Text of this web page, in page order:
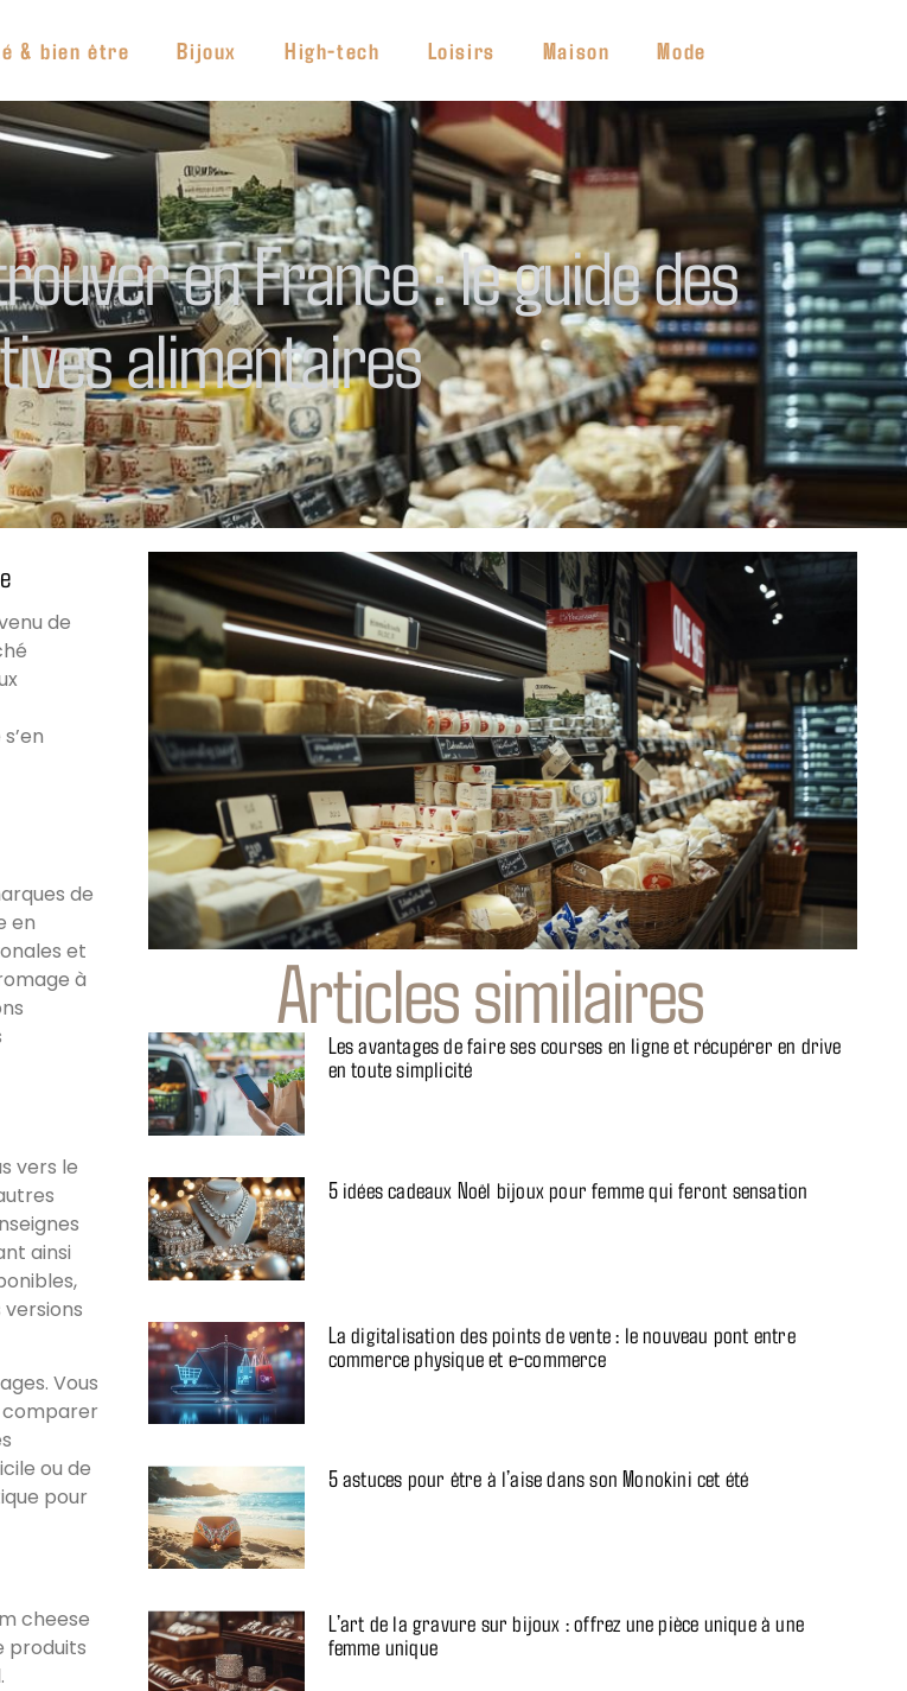
& bien être Bijoux High-tech Loisirs Maison Mode
en France : le guide des
alimentaires
de
de
en
et
à
vers le
ainsi
Vous
comparer
ou de
pour
cheese
produits
Articles similaires
Les avantages de faire ses courses en ligne et récupérer en drive
en toute simplicité
5 idées cadeaux Noël bijoux pour femme qui feront sensation
La digitalisation des points de vente : le nouveau pont entre
commerce physique et e-commerce
5 astuces pour être à l’aise dans son Monokini cet été
L’art de la gravure sur bijoux : offrez une pièce unique à une
femme unique